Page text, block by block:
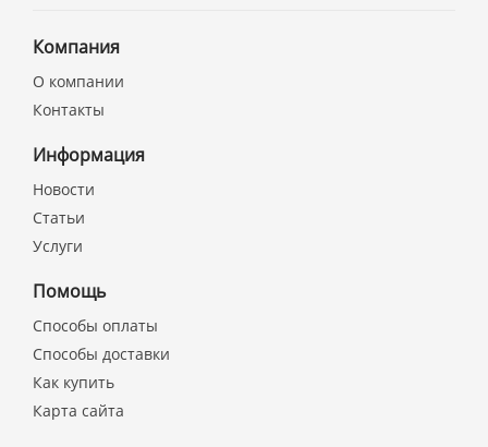
Компания
О компании
Контакты
Информация
Новости
Статьи
Услуги
Помощь
Способы оплаты
Способы доставки
Как купить
Карта сайта